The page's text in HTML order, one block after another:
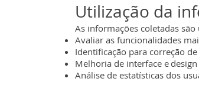
Utilização da
As informações coletadas
Avaliar as funcionalidades
Identificação para correção
Melhoria de interface e design
Análise de estatísticas dos